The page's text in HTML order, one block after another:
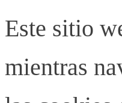
Este sitio
mientras